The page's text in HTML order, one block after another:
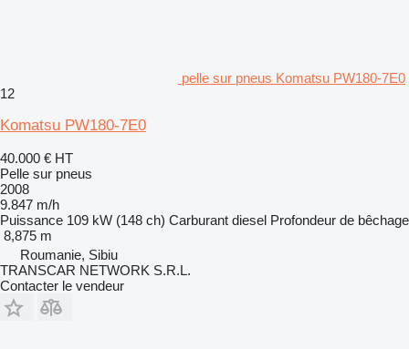
pelle sur pneus Komatsu PW180-7E0
12
Komatsu PW180-7E0
40.000 € HT
Pelle sur pneus
2008
9.847 m/h
Puissance 109 kW (148 ch) Carburant diesel Profondeur de bêchage
8,875 m
Roumanie, Sibiu
TRANSCAR NETWORK S.R.L.
Contacter le vendeur